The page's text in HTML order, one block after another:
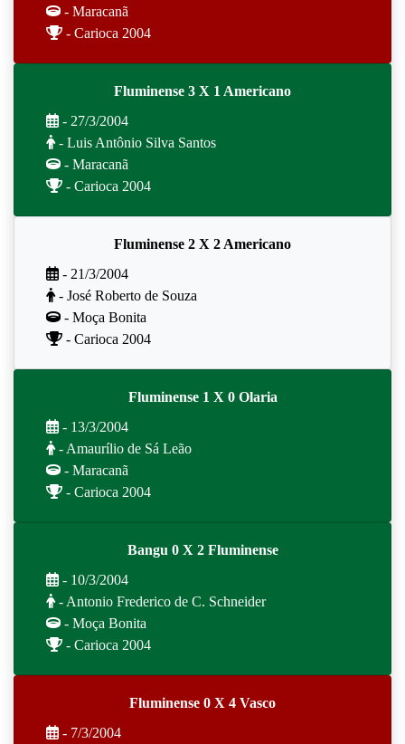
- Maracanã
- Carioca 2004
Fluminense 3 X 1 Americano
- 27/3/2004
- Luis Antônio Silva Santos
- Maracanã
- Carioca 2004
Fluminense 2 X 2 Americano
- 21/3/2004
- José Roberto de Souza
- Moça Bonita
- Carioca 2004
Fluminense 1 X 0 Olaria
- 13/3/2004
- Amaurílio de Sá Leão
- Maracanã
- Carioca 2004
Bangu 0 X 2 Fluminense
- 10/3/2004
- Antonio Frederico de C. Schneider
- Moça Bonita
- Carioca 2004
Fluminense 0 X 4 Vasco
- 7/3/2004